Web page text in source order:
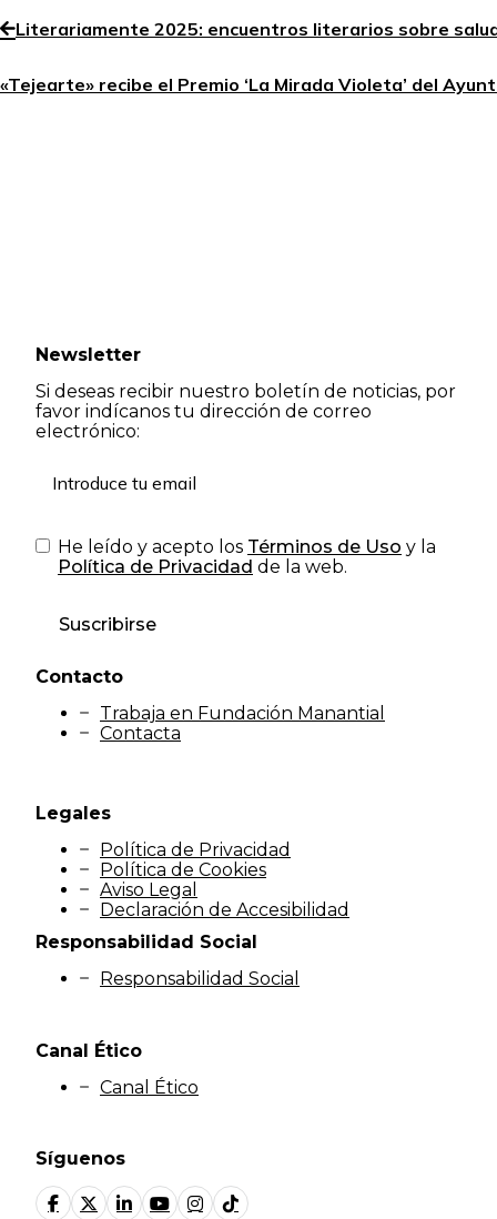
Literariamente 2025: encuentros literarios sobre
«Tejearte» recibe el Premio ‘La Mirada Violeta’ del
Newsletter
Si deseas recibir nuestro boletín de noticias, por
favor indícanos tu dirección de correo
electrónico:
He leído y acepto los Términos de Uso y la
Política de Privacidad de la web.
Suscribirse
Contacto
Trabaja en Fundación Manantial
Contacta
Legales
Política de Privacidad
Política de Cookies
Aviso Legal
Declaración de Accesibilidad
Síguenos
Responsabilidad Social
Responsabilidad Social
Canal Ético
Canal Ético